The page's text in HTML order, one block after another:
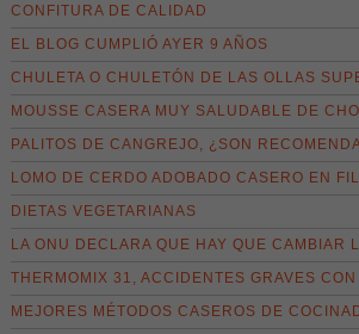
CONFITURA DE CALIDAD
EL BLOG CUMPLIÓ AYER 9 AÑOS
CHULETA O CHULETÓN DE LAS OLLAS
MOUSSE CASERA MUY SALUDABLE DE
PALITOS DE CANGREJO, ¿SON
LOMO DE CERDO ADOBADO CASERO EN
DIETAS VEGETARIANAS
LA ONU DECLARA QUE HAY QUE CAMBIAR
THERMOMIX 31, ACCIDENTES GRAVES CON
MEJORES MÉTODOS CASEROS DE